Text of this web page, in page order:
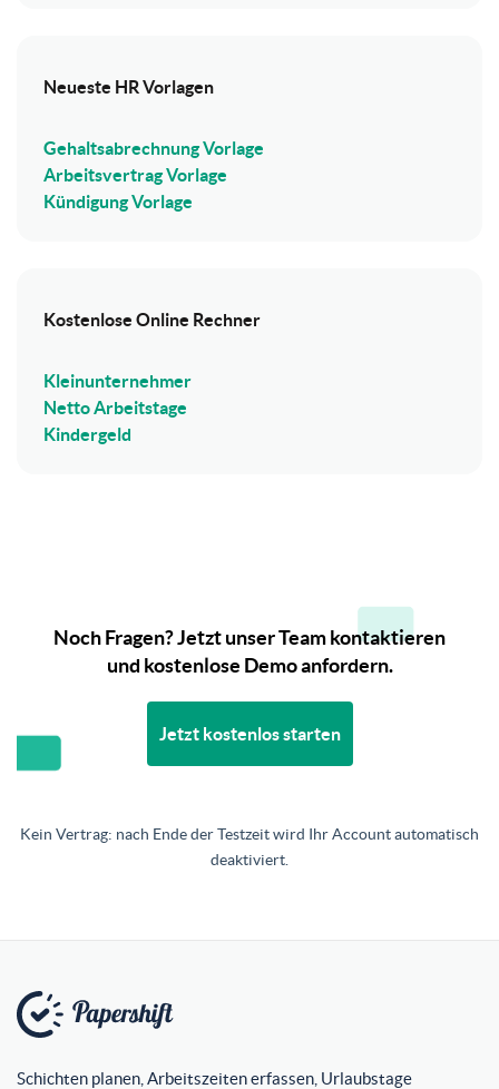
Neueste HR Vorlagen
Gehaltsabrechnung Vorlage
Arbeitsvertrag Vorlage
Kündigung Vorlage
Kostenlose Online Rechner
Kleinunternehmer
Netto Arbeitstage
Kindergeld
Noch Fragen? Jetzt unser Team kontaktieren
und kostenlose Demo anfordern.
Jetzt kostenlos starten
Kein Vertrag: nach Ende der Testzeit wird Ihr Account automatisch
deaktiviert.
Schichten planen, Arbeitszeiten erfassen, Urlaubstage